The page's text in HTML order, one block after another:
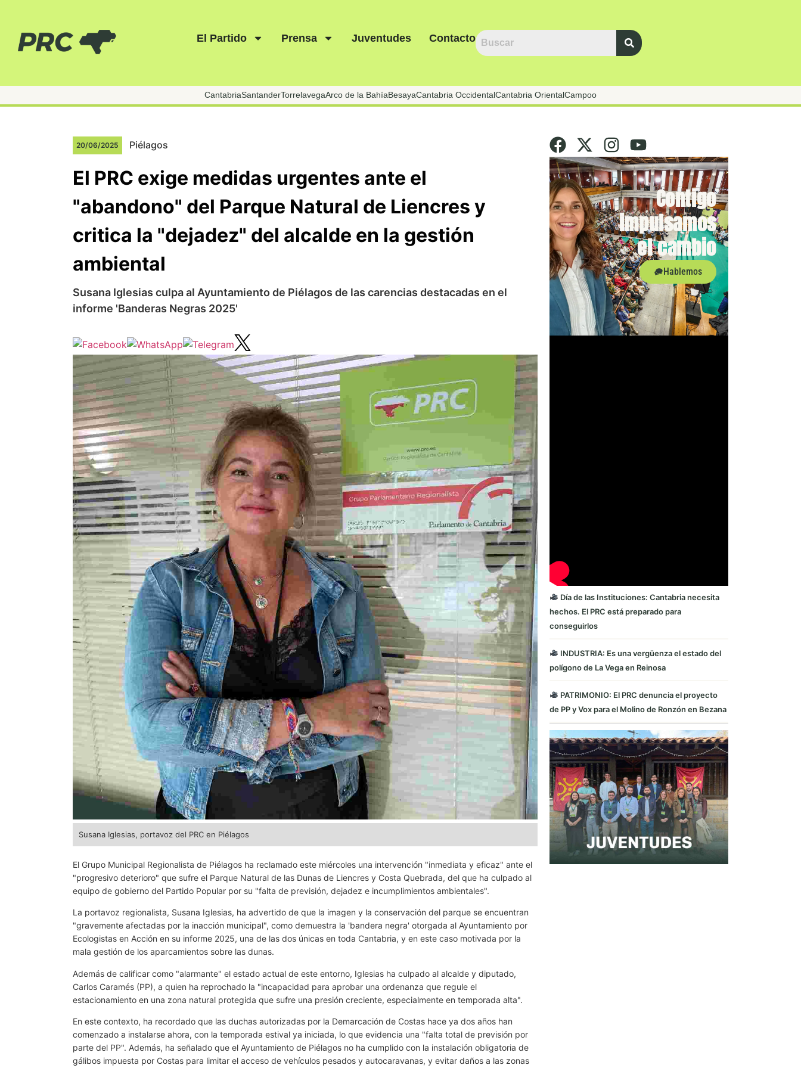
El Partido Prensa Juventudes Contacto
CantabriaSantanderTorrelavegaArco de la BahíaBesayaCantabria OccidentalCantabria OrientalCampoo
20/06/2025 Piélagos
El PRC exige medidas urgentes ante el
"abandono" del Parque Natural de Liencres y
critica la "dejadez" del alcalde en la gestión
ambiental
Susana Iglesias culpa al Ayuntamiento de Piélagos de las carencias destacadas en el
informe 'Banderas Negras 2025'
Susana Iglesias, portavoz del PRC en Piélagos
El Grupo Municipal Regionalista de Piélagos ha reclamado este miércoles una intervención "inmediata y eficaz" ante el
"progresivo deterioro" que sufre el Parque Natural de las Dunas de Liencres y Costa Quebrada, del que ha culpado al
equipo de gobierno del Partido Popular por su "falta de previsión, dejadez e incumplimientos ambientales".
La portavoz regionalista, Susana Iglesias, ha advertido de que la imagen y la conservación del parque se encuentran
"gravemente afectadas por la inacción municipal", como demuestra la 'bandera negra' otorgada al Ayuntamiento por
Ecologistas en Acción en su informe 2025, una de las dos únicas en toda Cantabria, y en este caso motivada por la
mala gestión de los aparcamientos sobre las dunas.
Además de calificar como "alarmante" el estado actual de este entorno, Iglesias ha culpado al alcalde y diputado,
Carlos Caramés (PP), a quien ha reprochado la "incapacidad para aprobar una ordenanza que regule el
estacionamiento en una zona natural protegida que sufre una presión creciente, especialmente en temporada alta".
En este contexto, ha recordado que las duchas autorizadas por la Demarcación de Costas hace ya dos años han
comenzado a instalarse ahora, con la temporada estival ya iniciada, lo que evidencia una "falta total de previsión por
parte del PP". Además, ha señalado que el Ayuntamiento de Piélagos no ha cumplido con la instalación obligatoria de
gálibos impuesta por Costas para limitar el acceso de vehículos pesados y autocaravanas, y evitar daños a las zonas
Contigo
impulsamos
el cambio
Hablemos
Día de las Instituciones: Cantabria necesita
hechos. El PRC está preparado para
conseguirlos
INDUSTRIA: Es una vergüenza el estado del
polígono de La Vega en Reinosa
PATRIMONIO: El PRC denuncia el proyecto
de PP y Vox para el Molino de Ronzón en Bezana